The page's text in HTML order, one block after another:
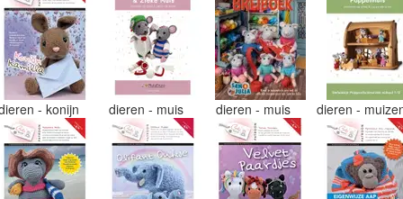
- konijn dieren - muis dieren - muis dieren -